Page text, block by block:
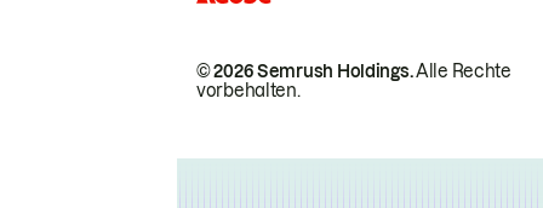
© 2026 Semrush Holdings.Alle Rechte
vorbehalten.